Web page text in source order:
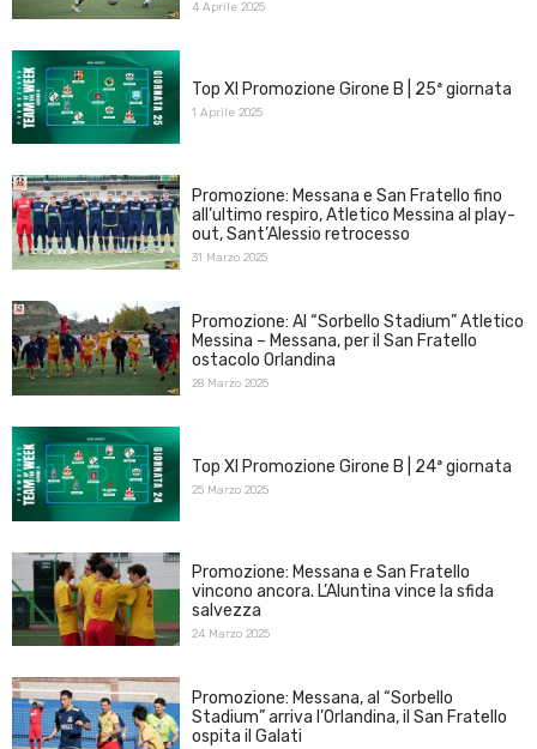
4 Aprile 2025
Top XI Promozione Girone B | 25ª giornata
1 Aprile 2025
Promozione: Messana e San Fratello fino
all’ultimo respiro, Atletico Messina al play-
out, Sant’Alessio retrocesso
31 Marzo 2025
Promozione: Al “Sorbello Stadium” Atletico
Messina – Messana, per il San Fratello
ostacolo Orlandina
28 Marzo 2025
Top XI Promozione Girone B | 24ª giornata
25 Marzo 2025
Promozione: Messana e San Fratello
vincono ancora. L’Aluntina vince la sfida
salvezza
24 Marzo 2025
Promozione: Messana, al “Sorbello
Stadium” arriva l’Orlandina, il San Fratello
ospita il Galati